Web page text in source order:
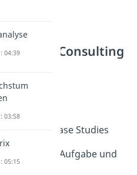
Inhalte: Consulting
Case Studies
Lösen von Case Studies
Sunshade - Aufgabe und
04:39
03:58
05:15